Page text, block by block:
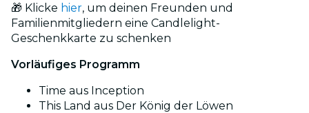
🎁 Klicke hier, um deinen Freunden und
Familienmitgliedern eine Candlelight-
Geschenkkarte zu schenken
Vorläufiges Programm
Time aus Inception
This Land aus Der König der Löwen